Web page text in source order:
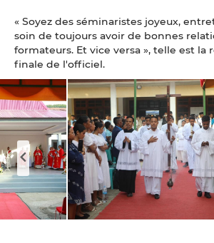
« Soyez des séminaristes joyeux,
soin de toujours avoir de bonnes
formateurs. Et vice versa », telle est
finale de l'officiel.